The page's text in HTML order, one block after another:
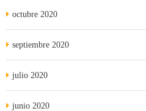
octubre 2020
septiembre 2020
julio 2020
junio 2020